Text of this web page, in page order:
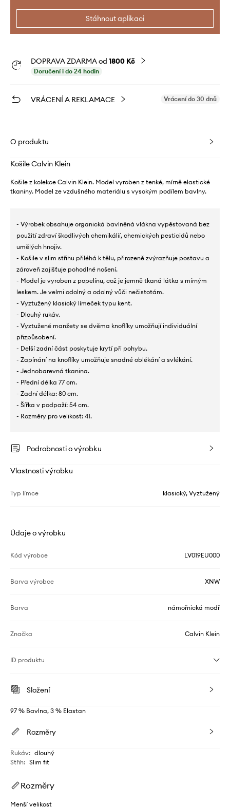
Stáhnout aplikaci
DOPRAVA ZDARMA od 1800 Kč
Doručení i do 24 hodin
VRÁCENÍ A REKLAMACE Vrácení do 30 dnů
O produktu
Košile Calvin Klein
Košile z kolekce Calvin Klein. Model vyroben z tenké, mírně elastické
tkaniny. Model ze vzdušného materiálu s vysokým podílem bavlny.
- Výrobek obsahuje organická bavlněná vlákna vypěstovaná bez
použití zdraví škodlivých chemikálií, chemických pesticidů nebo
umělých hnojiv.
- Košile v slim střihu přiléhá k tělu, přirozeně zvýrazňuje postavu a
zároveň zajišťuje pohodlné nošení.
- Model je vyroben z popelínu, což je jemně tkaná látka s mírným
leskem. Je velmi odolný a odolný vůči nečistotám.
- Vyztužený klasický límeček typu kent.
- Dlouhý rukáv.
- Vyztužené manžety se dvěma knoflíky umožňují individuální
přizpůsobení.
- Delší zadní část poskytuje krytí při pohybu.
- Zapínání na knoflíky umožňuje snadné oblékání a svlékání.
- Jednobarevná tkanina.
- Přední délka 77 cm.
- Zadní délka: 80 cm.
- Šířka v podpaží: 54 cm.
- Rozměry pro velikost: 41.
Podrobnosti o výrobku
Vlastnosti výrobku
Typ límce klasický, Vyztužený
Údaje o výrobku
Kód výrobce LV019EU000
Barva výrobce XNW
Barva námořnická modř
Značka Calvin Klein
ID produktu
Složení
97 % Bavlna, 3 % Elastan
Rozměry
Rukáv: dlouhý
Střih: Slim fit
Rozměry
Menší velikost